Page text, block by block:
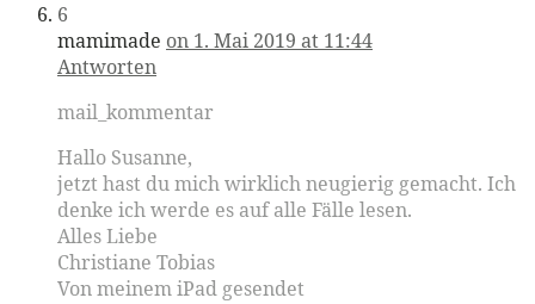
6
mamimade on 1. Mai 2019 at 11:44
Antworten
mail_kommentar
Hallo Susanne,
jetzt hast du mich wirklich neugierig gemacht. Ich
denke ich werde es auf alle Fälle lesen.
Alles Liebe
Christiane Tobias
Von meinem iPad gesendet